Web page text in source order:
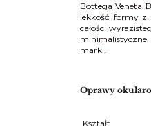
Bottega Veneta
lekkość formy z
całości
marki.
Oprawy
Kształt